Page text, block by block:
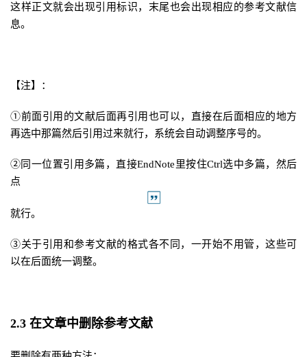
这样正文就会出现引用标识，末尾也会出现相应的参考文献信
息。
【注】：
①前面引用的文献后面再引用也可以，直接在后面相应的地方
再选中那篇然后引用过来就行，系统会自动调整序号的。
②同一位置引用多篇，直接EndNote里按住Ctrl选中多篇，然后
点
就行。
③关于引用和参考文献的格式各不同，一开始不用管，这些可
以在后面统一调整。
2.3 在文章中删除参考文献